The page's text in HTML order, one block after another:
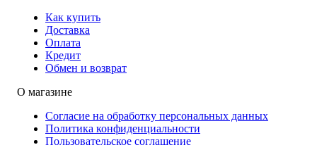
Как купить
Доставка
Оплата
Кредит
Обмен и возврат
О магазине
Согласие на обработку персональных данных
Политика конфиденциальности
Пользовательское соглашение